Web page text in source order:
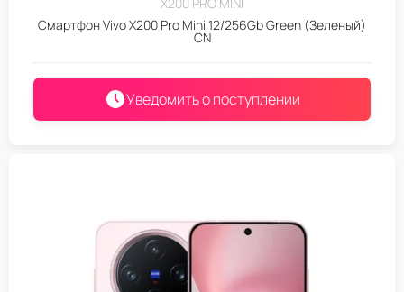
Смартфон Vivo X200 Pro Mini 12/256Gb Green (Зеленый)
CN
Уведомить о поступлении